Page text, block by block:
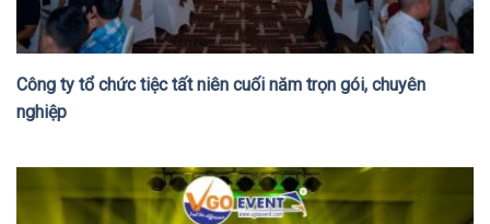
Công ty tổ chức tiệc tất niên cuối năm trọn gói, chuyên
nghiệp